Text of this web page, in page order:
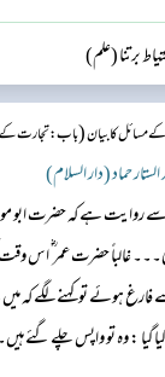
برتنا (علم)
مسائل کا بیان(باب : تجارت کے
روایت ہے کہ حضرت ابو
غالباً حضرت عمر
ہوئے تو کہنے لگے کہ میں
: وہ تو واپس چلے گئے